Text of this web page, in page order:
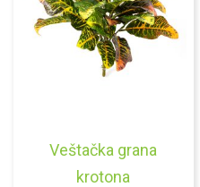
Veštačka grana
krotona